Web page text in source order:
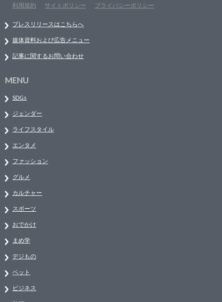
利用規約
サイトポリシー プライバシーポリシー
プレスリリースはこちらへ
媒体資料および広告メニュー
記事に関するお問い合わせ
MENU
SDGs
ジェンダー
ライフスタイル
エンタメ
ファッション
グルメ
カルチャー
スポーツ
おでかけ
まめ学
デジもの
ペット
ビジネス